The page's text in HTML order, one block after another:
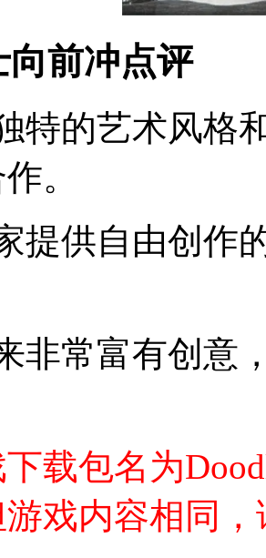
向前冲点评
特的艺术风格
。
提供自由创作
非常富有创意
载包名为
戏内容相同